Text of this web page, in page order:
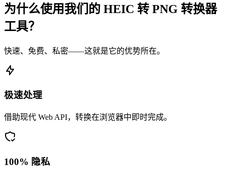
为什么使用我们的 HEIC 转 PNG 转换器
工具？
快速、免费、私密——这就是它的优势所在。
极速处理
借助现代 Web API，转换在浏览器中即时完成。
100% 隐私